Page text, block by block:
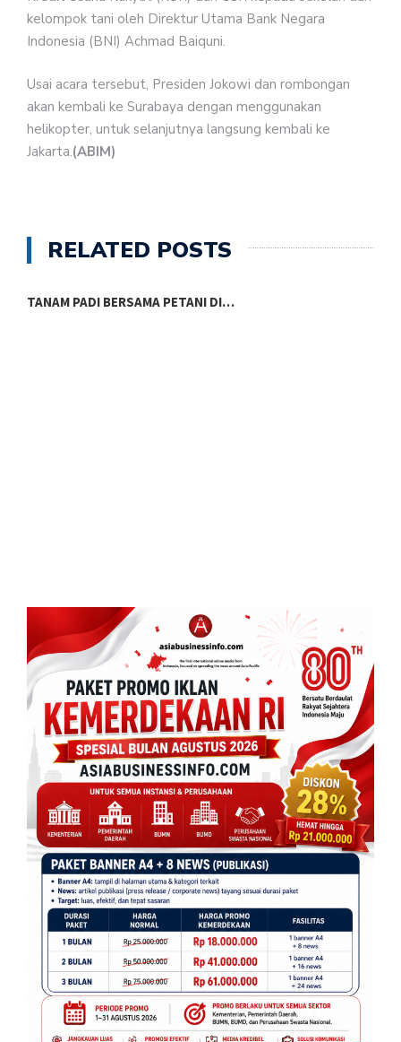
kelompok tani oleh Direktur Utama Bank Negara
Indonesia (BNI) Achmad Baiquni.
Usai acara tersebut, Presiden Jokowi dan rombongan
akan kembali ke Surabaya dengan menggunakan
helikopter, untuk selanjutnya langsung kembali ke
Jakarta.(ABIM)
RELATED POSTS
TANAM PADI BERSAMA PETANI DI…